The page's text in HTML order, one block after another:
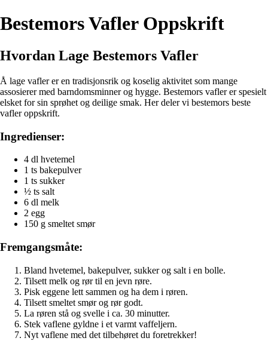
Bestemors Vafler Oppskrift
Hvordan Lage Bestemors Vafler
Å lage vafler er en tradisjonsrik og koselig aktivitet som mange
assosierer med barndomsminner og hygge. Bestemors vafler er spesielt
elsket for sin sprøhet og deilige smak. Her deler vi bestemors beste
vafler oppskrift.
Ingredienser:
4 dl hvetemel
1 ts bakepulver
1 ts sukker
½ ts salt
6 dl melk
2 egg
150 g smeltet smør
Fremgangsmåte:
Bland hvetemel, bakepulver, sukker og salt i en bolle.
Tilsett melk og rør til en jevn røre.
Pisk eggene lett sammen og ha dem i røren.
Tilsett smeltet smør og rør godt.
La røren stå og svelle i ca. 30 minutter.
Stek vaflene gyldne i et varmt vaffeljern.
Nyt vaflene med det tilbehøret du foretrekker!